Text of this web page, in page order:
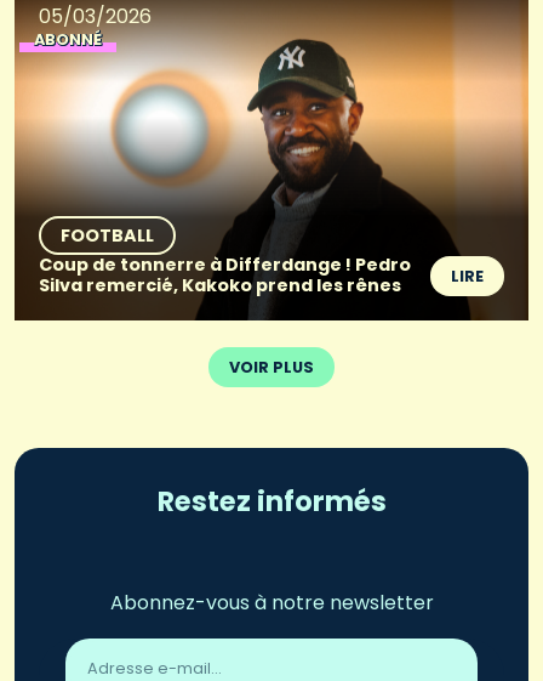
05/03/2026
ABONNÉ
FOOTBALL
Coup de tonnerre à Differdange ! Pedro
Silva remercié, Kakoko prend les rênes
LIRE
VOIR PLUS
Restez informés
Abonnez-vous à notre newsletter
Adresse
email